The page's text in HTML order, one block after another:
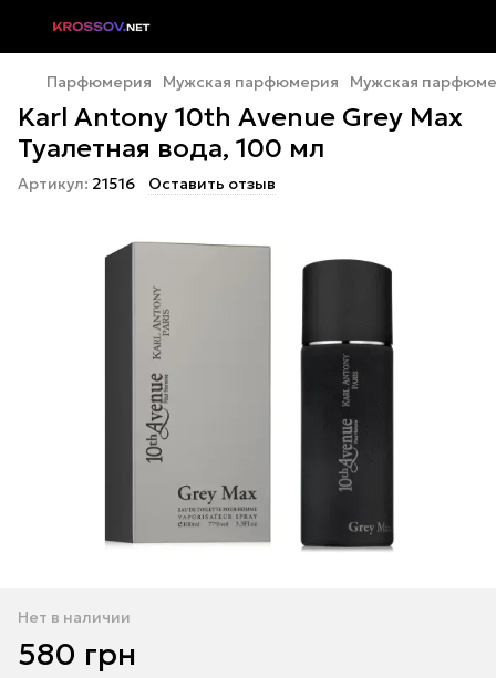
Парфюмерия Мужская парфюмерия Мужская
Karl Antony 10th Avenue Grey Max
Туалетная вода, 100 мл
Артикул: 21516 Оставить отзыв
Нет в наличии
580 грн